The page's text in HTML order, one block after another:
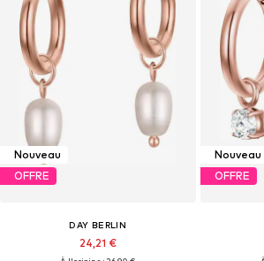
Nouveau
OFFRE
DAY BERLIN
24,21 €
Nouveau
OFFRE